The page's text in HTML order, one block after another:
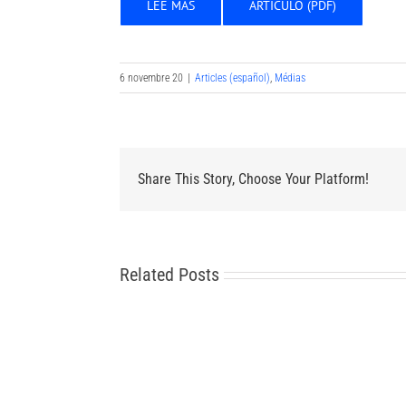
LEE MAS ARTICULO (PDF)
6 novembre 20 | Articles (español) Médias
Share This Story, Choose Your Platform!
Related Posts